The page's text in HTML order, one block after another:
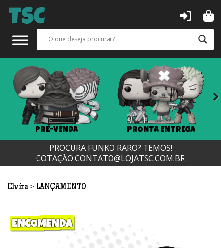
PRÉ-VENDA PRONTA ENTREGA
PROCURA FUNKO RARO? TEMOS!
COTAÇÃO CONTATO@LOJATSC.COM.BR
Elvira > LANÇAMENTO